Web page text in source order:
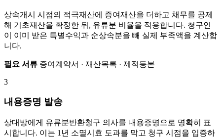
상속개시 시점의 적극재산에 증여재산을 더하고 채무를 공제
해 기초재산을 확정한 뒤, 유류분 비율을 적용합니다. 청구인
이 이미 받은 특별수익과 순상속분을 빼 실제 부족액을 계산합
니다.
필요 서류 증여계약서 · 재산목록 · 제적등본
3
내용증명 발송
상대방에게 유류분반환청구 의사를 내용증명으로 명확히 표
시합니다. 이는 1년 소멸시효 도과를 막고 청구 시점을 입증하